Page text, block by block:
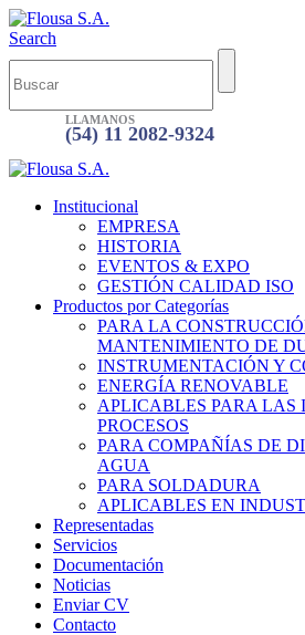
Search
LLAMANOS
(54) 11 2082-9324
Institucional
EMPRESA
HISTORIA
EVENTOS & EXPO
GESTIÓN CALIDAD ISO
Productos por Categorías
PARA LA
MANTENIMIENTO DE
INSTRUMENTACIÓN Y
ENERGÍA RENOVABLE
APLICABLES PARA LAS
PROCESOS
PARA COMPAÑÍAS DE
AGUA
PARA SOLDADURA
APLICABLES EN
Representadas
Servicios
Documentación
Noticias
Enviar CV
Contacto